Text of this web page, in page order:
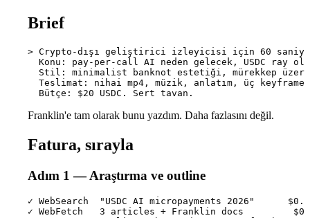
Brief
> Crypto-dışı geliştirici izleyicisi için 60
Konu: pay-per-call AI neden gelecek, USDC ray
Stil: minimalist banknot estetiği, mürekkep
Teslimat: nihai mp4, müzik, anlatım, üç keyframe
Franklin'e tam olarak bunu yazdım. Daha fazlasını değil.
Fatura, sırayla
Adım 1 — Araştırma ve outline
✓ WebSearch  "USDC AI micropayments 2026"
✓ WebFetch   3 articles + Franklin docs